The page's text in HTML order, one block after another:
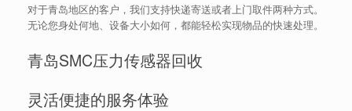
对于青岛地区的客户，我们支持快递寄送或者上门取件两种方式。
无论您身处何地、设备大小如何，都能轻松实现物品的快速处理。
青岛SMC压力传感器回收
灵活便捷的服务体验